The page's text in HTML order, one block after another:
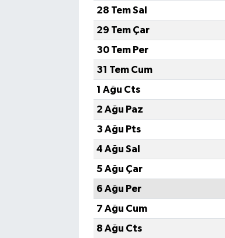
28 Tem Sal
29 Tem Çar
30 Tem Per
31 Tem Cum
1 Ağu Cts
2 Ağu Paz
3 Ağu Pts
4 Ağu Sal
5 Ağu Çar
6 Ağu Per
7 Ağu Cum
8 Ağu Cts